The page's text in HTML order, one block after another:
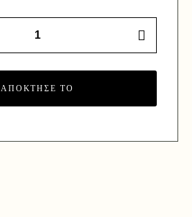
ΑΠΟΚΤΗΣΕ ΤΟ